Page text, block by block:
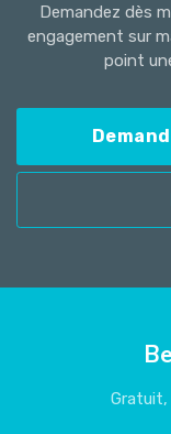
Demandez dès
engagement sur
point